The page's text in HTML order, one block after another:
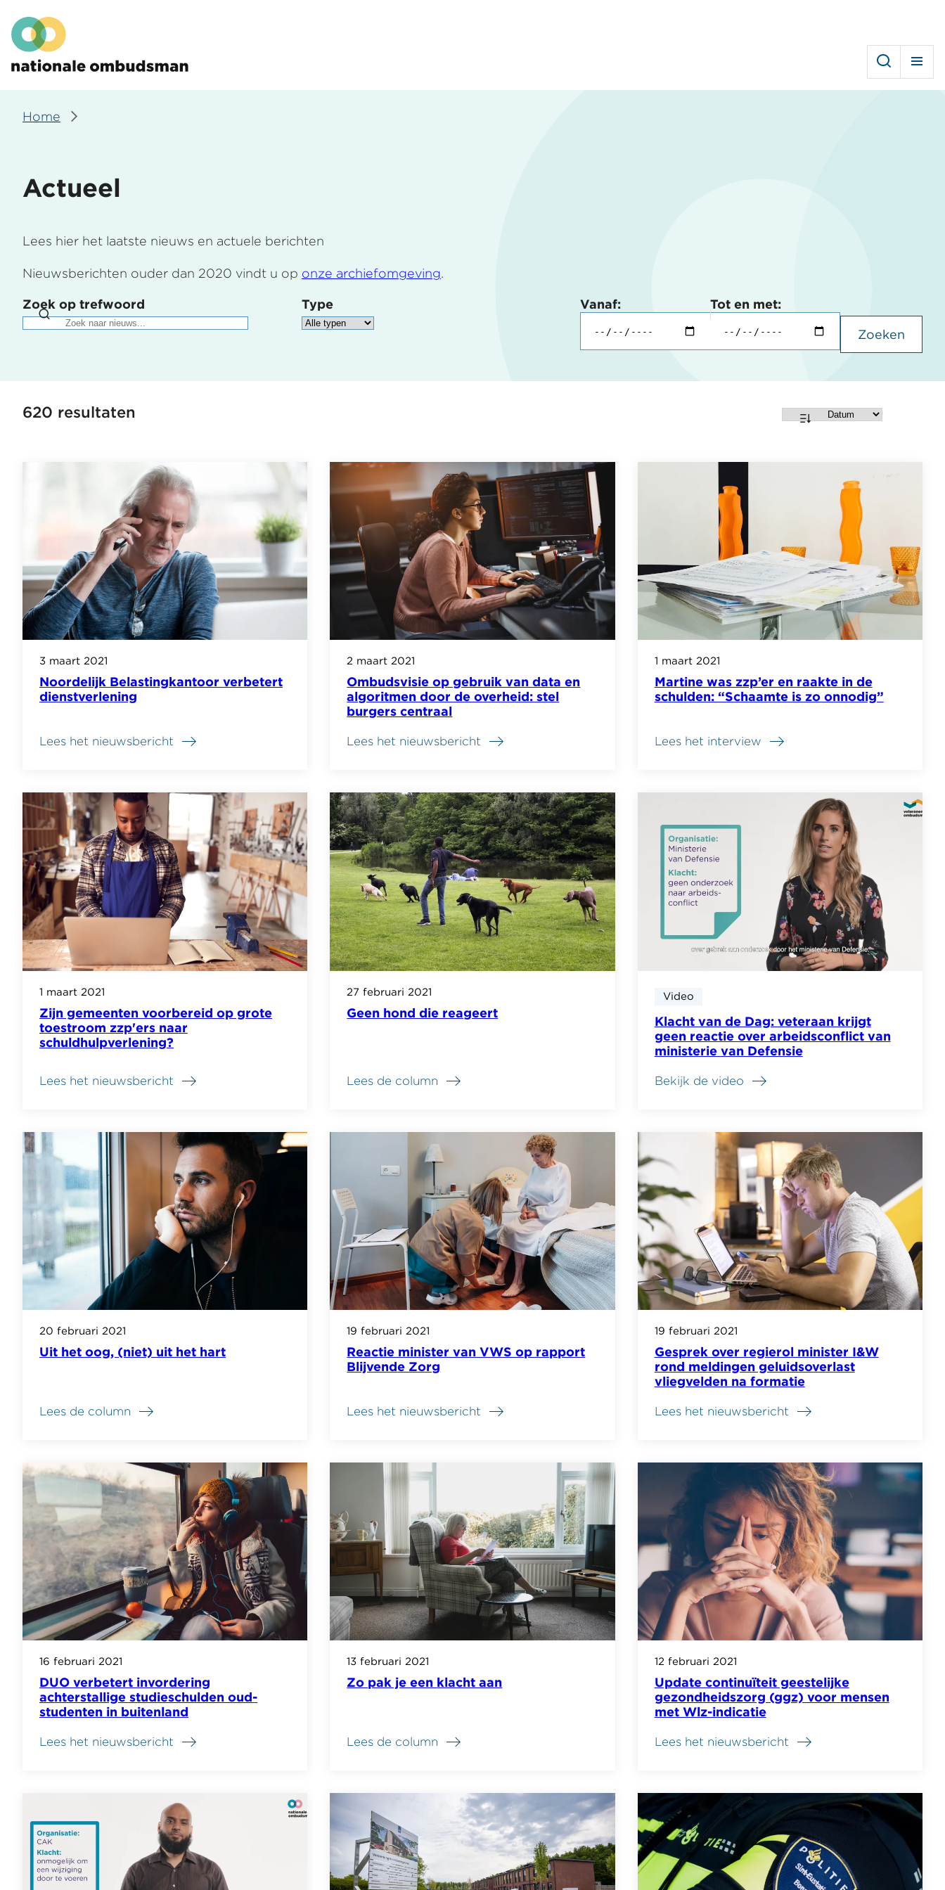
en
naar
de
Hoofdmenu
Home
Actueel
Lees hier het laatste nieuws en actuele berichten
Nieuwsberichten ouder dan 2020 vindt u op onze archiefomgeving.
Zoek op trefwoord Type Vanaf: Tot en met:
Zoeken
620 resultaten
Sorteren
Noordelijk Belastingkantoor verbetert
dienstverlening
3 maart 2021
Lees het nieuwsbericht
Ombudsvisie op gebruik van data en
algoritmen door de overheid: stel
burgers centraal
2 maart 2021
Lees het nieuwsbericht
Martine was zzp’er en raakte in de
schulden: “Schaamte is zo onnodig”
1 maart 2021
Lees het interview
Zijn gemeenten voorbereid op grote
toestroom zzp'ers naar
schuldhulpverlening?
1 maart 2021
Lees het nieuwsbericht
Geen hond die reageert
27 februari 2021
Lees de column
Klacht van de Dag: veteraan krijgt
geen reactie over arbeidsconflict van
ministerie van Defensie
Video
Bekijk de video
over
veteraan
krijgt
geen
reactie
over
arbeidsconflict
van
ministerie
van
Defensie
Uit het oog, (niet) uit het hart
20 februari 2021
Lees de column
Reactie minister van VWS op rapport
Blijvende Zorg
19 februari 2021
Lees het nieuwsbericht
Gesprek over regierol minister I&W
rond meldingen geluidsoverlast
vliegvelden na formatie
19 februari 2021
Lees het nieuwsbericht
DUO verbetert invordering
achterstallige studieschulden oud-
studenten in buitenland
16 februari 2021
Lees het nieuwsbericht
Zo pak je een klacht aan
13 februari 2021
Lees de column
Update continuïteit geestelijke
gezondheidszorg (ggz) voor mensen
met Wlz-indicatie
12 februari 2021
Lees het nieuwsbericht